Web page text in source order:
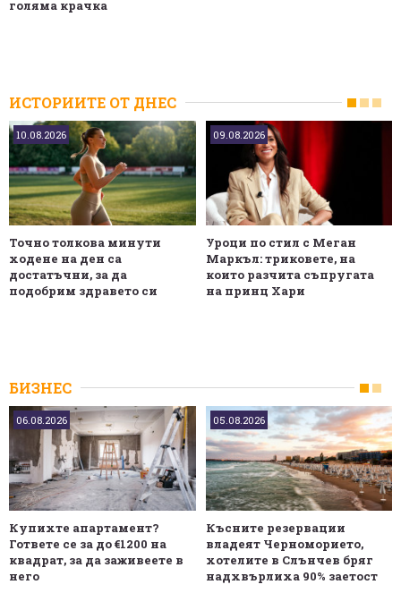
голяма крачка
ИСТОРИИТЕ ОТ ДНЕС
10.08.2026
Точно толкова минути
ходене на ден са
достатъчни, за да
подобрим здравето си
09.08.2026
Уроци по стил с Меган
Маркъл: триковете, на
които разчита съпругата
на принц Хари
БИЗНЕС
06.08.2026
Купихте апартамент?
Гответе се за до €1200 на
квадрат, за да заживеете в
него
05.08.2026
Късните резервации
владеят Черноморието,
хотелите в Слънчев бряг
надхвърлиха 90% заетост